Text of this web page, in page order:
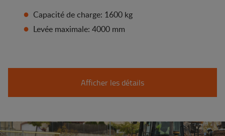
Capacité de charge: 1600 kg
Levée maximale: 4000 mm
Afficher les détails